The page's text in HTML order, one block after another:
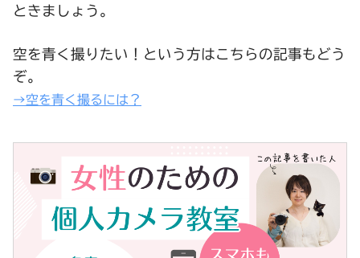
ときましょう。
空を青く撮りたい！という方はこちらの記事もどう
ぞ。
→空を青く撮るには？